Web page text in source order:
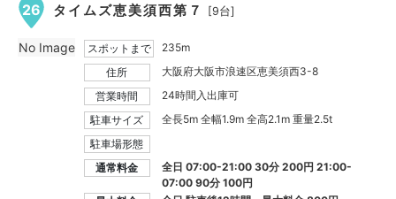
26 タイムズ恵美須西第７ [9台]
スポットまで
235m
住所
大阪府大阪市浪速区恵美須西3-8
営業時間
24時間入出庫可
駐車サイズ
全長5m 全幅1.9m 全高2.1m 重量2.5t
駐車場形態
通常料金
全日 07:00-21:00 30分 200円 21:00-
07:00 90分 100円
No Image